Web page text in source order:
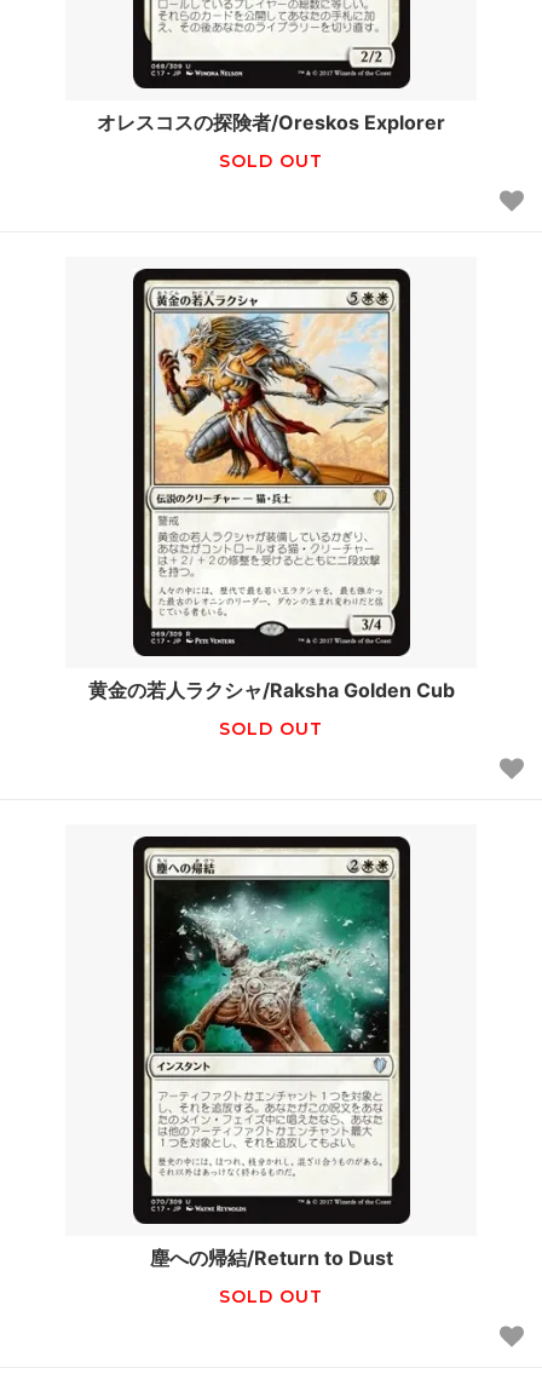
オレスコスの探険者/Oreskos Explorer
SOLD OUT
黄金の若人ラクシャ/Raksha Golden Cub
SOLD OUT
塵への帰結/Return to Dust
SOLD OUT